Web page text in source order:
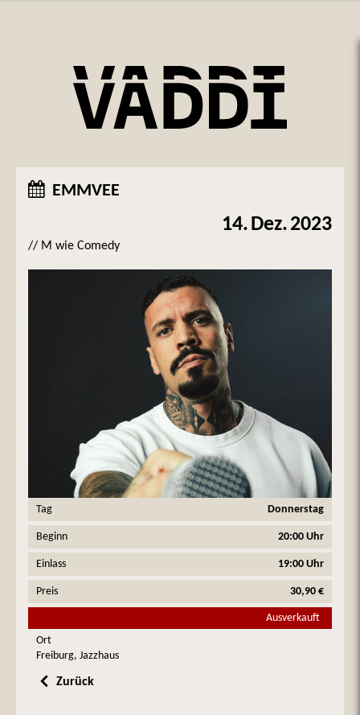
EMMVEE
14.Dez.2023
// M wie Comedy
Tag Donnerstag
Beginn 20:00 Uhr
Einlass 19:00 Uhr
Preis 30,90 €
Ausverkauft
Ort
Freiburg, Jazzhaus
Zurück